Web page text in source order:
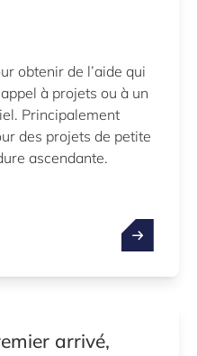
obtenir de l’aide qui
à projets ou à un
Principalement
des projets de petite
ascendante.
arrivé,